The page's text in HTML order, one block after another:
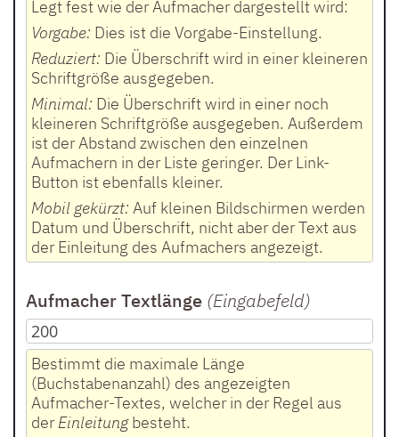
Legt fest wie der Aufmacher dargestellt wird:
Vorgabe: Dies ist die Vorgabe-Einstellung.
Reduziert: Die Überschrift wird in einer kleineren
Schriftgröße ausgegeben.
Minimal: Die Überschrift wird in einer noch
kleineren Schriftgröße ausgegeben. Außerdem
ist der Abstand zwischen den einzelnen
Aufmachern in der Liste geringer. Der Link-
Button ist ebenfalls kleiner.
Mobil gekürzt: Auf kleinen Bildschirmen werden
Datum und Überschrift, nicht aber der Text aus
der Einleitung des Aufmachers angezeigt.
Aufmacher Textlänge (Eingabefeld)
Bestimmt die maximale Länge
(Buchstabenanzahl) des angezeigten
Aufmacher-Textes, welcher in der Regel aus
derEinleitungbesteht.